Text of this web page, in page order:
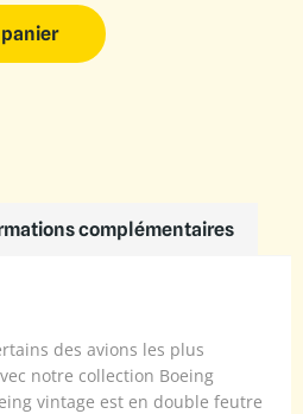
complémentaires
des avions les plus
notre collection Boeing
vintage est en double feutre